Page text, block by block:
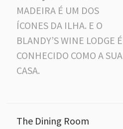
MADEIRA É UM DOS
ÍCONES DA ILHA. E O
BLANDY’S WINE LODGE É
CONHECIDO COMO A SUA
CASA.
The Dining Room